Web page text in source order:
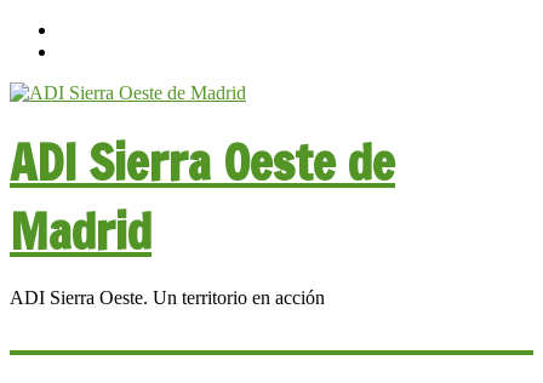
ADI Sierra Oeste de
Madrid
ADI Sierra Oeste. Un territorio en acción